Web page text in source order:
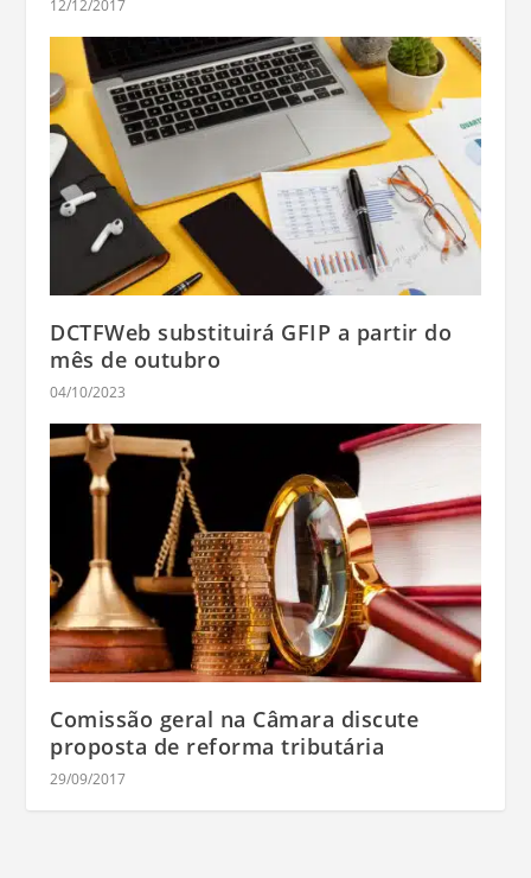
12/12/2017
DCTFWeb substituirá GFIP a partir do
mês de outubro
04/10/2023
Comissão geral na Câmara discute
proposta de reforma tributária
29/09/2017